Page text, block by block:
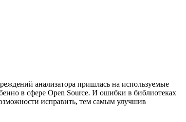
анализатора пришлась на используемые
в сфере Open Source. И ошибки в библиотеках
исправить, тем самым улучшив